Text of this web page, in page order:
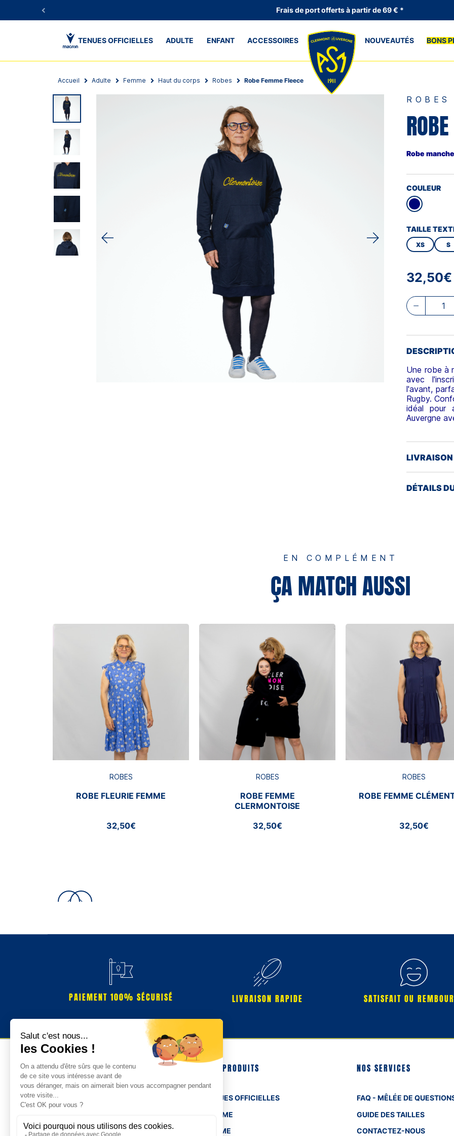
Frais de port offerts à partir de 69 € *
TENUES OFFICIELLES ADULTE ENFANT ACCESSOIRES NOUVEAUTÉS BONS
Accueil Adulte Femme Haut du corps Robes Robe Femme Fleece
ROBES
Robe
COULEUR
TAILLE
XS S
32,50€
Une robe à
avec
l'avant,
Rugby.
idéal pour
Auvergne
LIVRAISON
DÉTAILS
EN COMPLÉMENT
ÇA MATCH AUSSI
ROBES
ROBE FLEURIE FEMME
32,50€
ROBES
ROBE FEMME
CLERMONTOISE
32,50€
ROBES
ROBE FEMME
32,50€
PAIEMENT 100% SÉCURISÉ LIVRAISON RAPIDE SATISFAIT OU
NOS PRODUITS
TENUES OFFICIELLES
HOMME
FEMME
NOS SERVICES
FAQ - MÊLÉE DE
GUIDE DES TAILLES
CONTACTEZ-NOUS